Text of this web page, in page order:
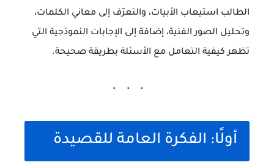
الطالب استيعاب الأبيات، والتعرّف إلى معاني الكلمات،
وتحليل الصور الفنية، إضافة إلى الإجابات النموذجية التي
تظهر كيفية التعامل مع الأسئلة بطريقة صحيحة.
أولًا: الفكرة العامة للقصيدة